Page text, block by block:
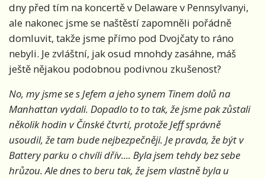
dny před tím na koncertě v Delaware v Pennsylvanyi,
ale nakonec jsme se naštěstí zapomněli pořádně
domluvit, takže jsme přímo pod Dvojčaty to ráno
nebyli. Je zvláštní, jak osud mnohdy zasáhne, máš
ještě nějakou podobnou podivnou zkušenost?
No, my jsme se s Jefem a jeho synem Tinem dolů na
Manhattan vydali. Dopadlo to to tak, že jsme pak zůstali
několik hodin v Čínské čtvrti, protože Jeff správně
usoudil, že tam bude nejbezpečněji. Je pravda, že být v
Battery parku o chvíli dřív.... Byla jsem tehdy bez sebe
hrůzou. Ale dnes to beru tak, že jsem vlastně byla u